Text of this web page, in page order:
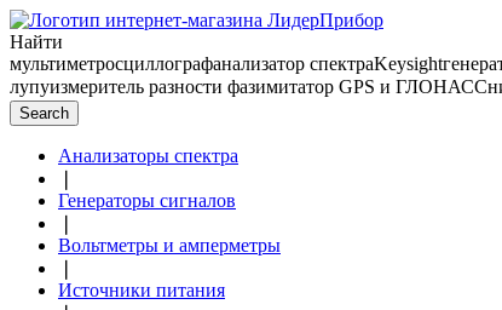
Найти
мультиметросциллографанализатор спектраKeysight
лупуизмеритель разности фазимитатор GPS и ГЛОНАСС
Search
Анализаторы спектра
Генераторы сигналов
Вольтметры и амперметры
Источники питания